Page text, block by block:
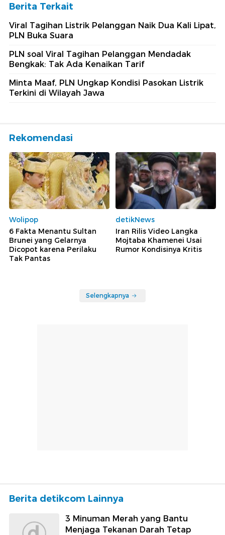
Berita Terkait
Viral Tagihan Listrik Pelanggan Naik Dua Kali Lipat,
PLN Buka Suara
PLN soal Viral Tagihan Pelanggan Mendadak
Bengkak: Tak Ada Kenaikan Tarif
Minta Maaf, PLN Ungkap Kondisi Pasokan Listrik
Terkini di Wilayah Jawa
Rekomendasi
Wolipop
6 Fakta Menantu Sultan
Brunei yang Gelarnya
Dicopot karena Perilaku
Tak Pantas
detikNews
Iran Rilis Video Langka
Mojtaba Khamenei Usai
Rumor Kondisinya Kritis
Selengkapnya
Berita detikcom Lainnya
3 Minuman Merah yang Bantu
Menjaga Tekanan Darah Tetap